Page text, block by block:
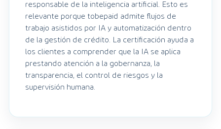
responsable de la inteligencia artificial. Esto es
relevante porque tobepaid admite flujos de
trabajo asistidos por IA y automatización dentro
de la gestión de crédito. La certificación ayuda a
los clientes a comprender que la IA se aplica
prestando atención a la gobernanza, la
transparencia, el control de riesgos y la
supervisión humana.